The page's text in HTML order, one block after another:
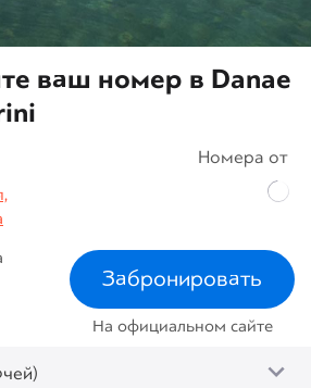
ваш номер в Danae
Номера от
Забронировать
На официальном сайте